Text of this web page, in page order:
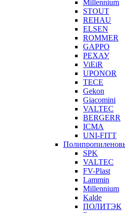
Millennium
STOUT
REHAU
ELSEN
ROMMER
GAPPO
РЕХАУ
ViEiR
UPONOR
TECE
Gekon
Giacomini
VALTEC
BERGERR
ICMA
UNI-FITT
SPK
VALTEC
FV-Plast
Lammin
Millennium
Kalde
ПОЛИТЭК